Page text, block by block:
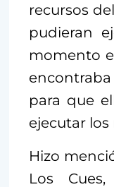
recursos del
pudieran
momento
para que
ejecutar los
Hizo
Los